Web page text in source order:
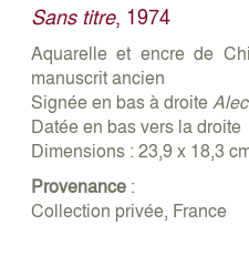
Sans titre, 1974
Aquarelle et encre de
manuscrit ancien
Signée en bas à droite
Datée en bas vers la droite
Dimensions : 23,9 x 18,3
Provenance :
Collection privée, France